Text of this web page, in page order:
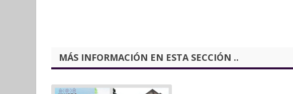
MÁS INFORMACIÓN EN ESTA SECCIÓN ..